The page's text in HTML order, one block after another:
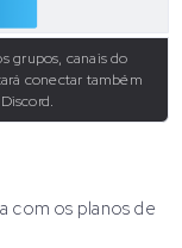
grupos, canais do
conectar também
com os planos de